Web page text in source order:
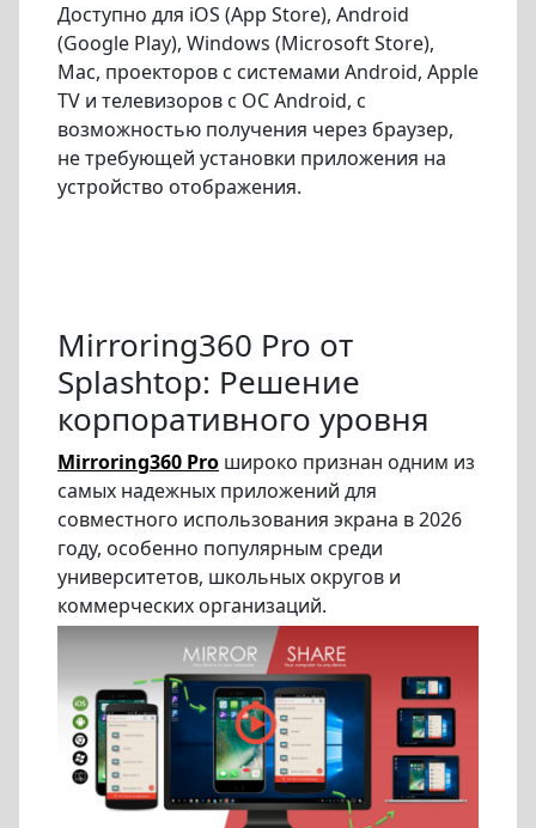
Доступно для iOS (App Store), Android
(Google Play), Windows (Microsoft Store),
Mac, проекторов с системами Android, Apple
TV и телевизоров с ОС Android, с
возможностью получения через браузер,
не требующей установки приложения на
устройство отображения.
Mirroring360 Pro от
Splashtop: Решение
корпоративного уровня
Mirroring360 Pro широко признан одним из
самых надежных приложений для
совместного использования экрана в 2026
году, особенно популярным среди
университетов, школьных округов и
коммерческих организаций.